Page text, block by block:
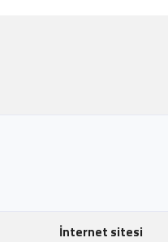
İnternet sitesi